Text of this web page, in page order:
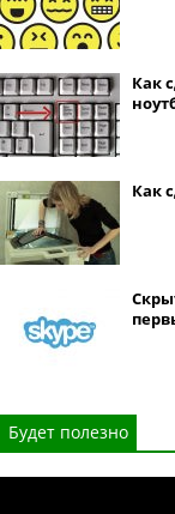
Как
Как
Будет полезно